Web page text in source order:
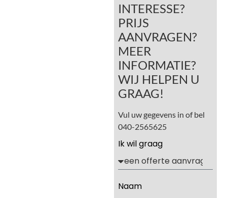
INTERESSE?
PRIJS
AANVRAGEN?
MEER
INFORMATIE?
WIJ HELPEN U
GRAAG!
Vul uw gegevens in of bel
040-2565625
Ik wil graag
Naam